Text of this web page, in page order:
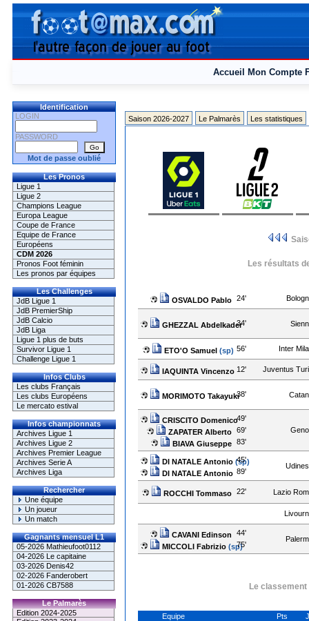
Accueil Mon Compte
Identification
LOGIN
PASSWORD
Mot de passe oublié
Les Pronos
Ligue 1
Ligue 2
Champions League
Europa League
Coupe de France
Equipe de France
Européens
CDM 2026
Pronos Foot féminin
Les pronos par équipes
Les Challenges
JdB Ligue 1
JdB PremierShip
JdB Calcio
JdB Liga
Ligue 1 plus de buts
Survivor Ligue 1
Challenge Ligue 1
Infos Clubs
Les clubs Français
Les clubs Européens
Le mercato estival
Infos championnats
Archives Ligue 1
Archives Ligue 2
Archives Premier League
Archives Serie A
Archives Liga
Rechercher
Une équipe
Un joueur
Un match
Gagnants mensuel L1
05-2026 Mathieufoot0112
04-2026 Le capitaine
03-2026 Denis42
02-2026 Fanderobert
01-2026 CB7588
Le Palmarès
Edition 2024-2025
Saison 2026-2027 Le Palmarès Les statistiques
Les résultats
OSVALDO Pablo 24'
GHEZZAL Abdelkader34'
ETO'O Samuel(sp) 56' Inter
IAQUINTA Vincenzo 12' Juventus
MORIMOTO Takayuki38'
CRISCITO Domenico49'
ZAPATER Alberto
69'
BIAVA Giuseppe
83'
DI NATALE Antonio(sp)
45'
DI NATALE Antonio 89'
ROCCHI Tommaso 22' Lazio
CAVANI Edinson
44'
MICCOLI Fabrizio(sp)75'
Le classement
Equipe Pts
J